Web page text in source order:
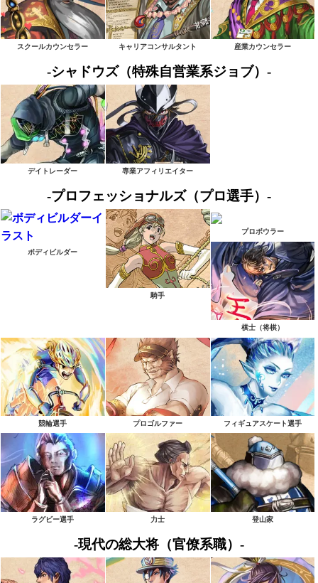
スクールカウンセラー キャリアコンサルタント 産業カウンセラー
-シャドウズ（特殊自営業系ジョブ）-
デイトレーダー 専業アフィリエイター
-プロフェッショナルズ（プロ選手）-
ボディビルダー
騎手
プロボウラー
棋士（将棋）
競輪選手 プロゴルファー フィギュアスケート選手
ラグビー選手 力士 登山家
-現代の総大将（官僚系職）-